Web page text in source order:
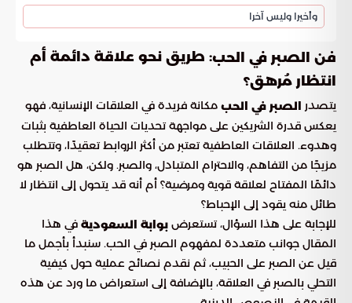
وأخيرا وليس آخرا
فن الصبر في الحب: طريق نحو علاقة دائمة أم
انتظار مُرهق؟
يتصدر الصبر في الحب مكانة فريدة في العلاقات الإنسانية، فهو
يعكس قدرة الشريكين على مواجهة تحديات الحياة العاطفية بثبات
وهدوء. العلاقات العاطفية تعتبر من أكثر الروابط تعقيدًا، وتتطلب
مزيجًا من التفاهم، والاحترام المتبادل، والصبر. ولكن، هل الصبر هو
دائمًا المفتاح لعلاقة قوية ومرضية؟ أم أنه قد يتحول إلى انتظار لا
طائل منه يقود إلى الإحباط؟
للإجابة على هذا السؤال، تستعرض بوابة السعودية في هذا
المقال جوانب متعددة لمفهوم الصبر في الحب. سنبدأ بأجمل ما
قيل عن الصبر على الحبيب، ثم نقدم نصائح عملية حول كيفية
التحلي بالصبر في العلاقة، بالإضافة إلى استعراض ما ورد عن هذه